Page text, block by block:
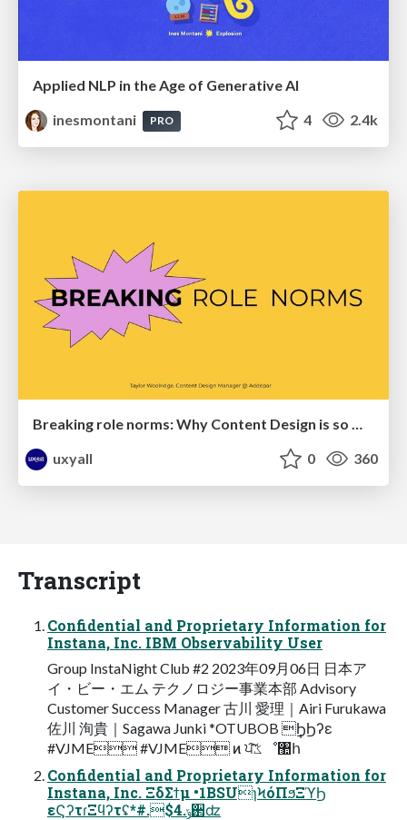
Applied NLP in the Age of Generative AI
inesmontani
PRO 4 2.4k
Breaking role norms: Why Content Design is so much more than writing copy - Taylor Woolridge
uxyall
0 360
Transcript
Confidential and Proprietary Information for
Instana, Inc. IBM Observability User
Group InstaNight Club #2 2023年09⽉06⽇ ⽇本ア
イ・ビー・エム テクノロジー事業本部 Advisory
Customer Success Manager 古川 愛理｜Airi Furukawa
佐川 洵貴｜Sagawa Junki *OTUBOB ݄ϦϦʔε
#VJME #VJME ͷ ਪ͠ػೳ঺հ
Confidential and Proprietary Information for
Instana, Inc. ΞδΣϯμ •1BSUɿϞόΠϧΞϓϦ
εϚʔτɾΞϥʔτʢ*#.$4.ݹ઒ʣ